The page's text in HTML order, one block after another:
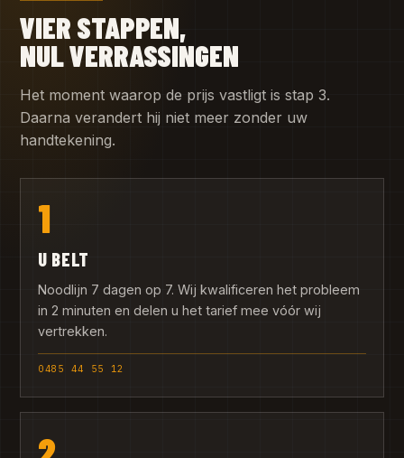
VIER STAPPEN,
NUL VERRASSINGEN
Het moment waarop de prijs vastligt is stap 3.
Daarna verandert hij niet meer zonder uw
handtekening.
1
U BELT
Noodlijn 7 dagen op 7. Wij kwalificeren het probleem
in 2 minuten en delen u het tarief mee vóór wij
vertrekken.
0485 44 55 12